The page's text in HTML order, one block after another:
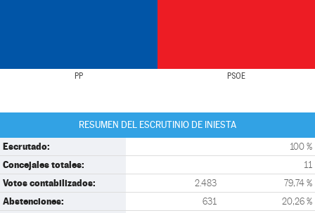
PP PSOE
RESUMEN DEL ESCRUTINIO DE INIESTA
Escrutado: 100 %
Concejales totales: 11
Votos contabilizados: 2.483 79,74 %
Abstenciones: 631 20,26 %